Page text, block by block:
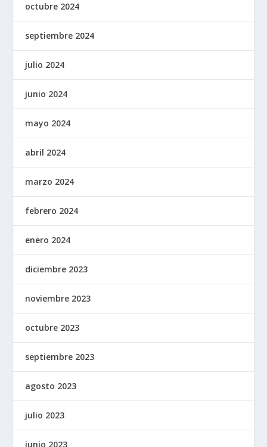
octubre 2024
septiembre 2024
julio 2024
junio 2024
mayo 2024
abril 2024
marzo 2024
febrero 2024
enero 2024
diciembre 2023
noviembre 2023
octubre 2023
septiembre 2023
agosto 2023
julio 2023
junio 2023